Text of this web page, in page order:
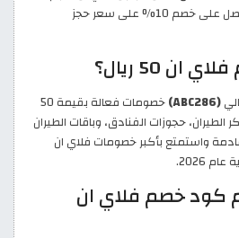
في المربع المخصص له؛ لتحصل على خصم 10% على سعر حجز
50 ريال؟
(ABC286)
خصومات فعالة بقيمة 50
حجوزات الفنادق، وباقات الطيران
واستمتع بأكبر خصومات فلاي ان
2026.
كود خصم فلاي ان